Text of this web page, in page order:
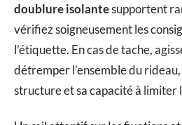
doublure isolantesupportent
vérifiez soigneusement les
l’étiquette. En cas de tache,
détremper l’ensemble du
structure et sa capacité à limiter